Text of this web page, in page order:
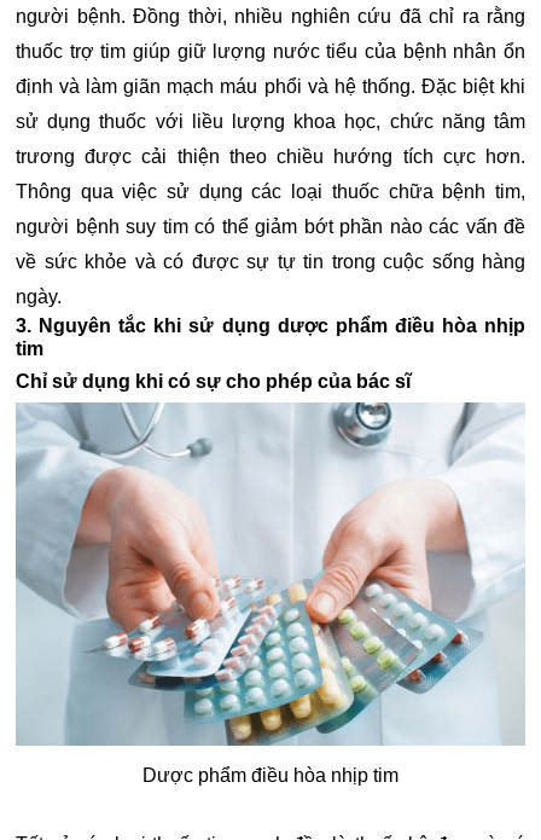
người bệnh. Đồng thời, nhiều nghiên cứu đã chỉ ra rằng
thuốc trợ tim giúp giữ lượng nước tiểu của bệnh nhân ổn
định và làm giãn mạch máu phổi và hệ thống. Đặc biệt khi
sử dụng thuốc với liều lượng khoa học, chức năng tâm
trương được cải thiện theo chiều hướng tích cực hơn.
Thông qua việc sử dụng các loại thuốc chữa bệnh tim,
người bệnh suy tim có thể giảm bớt phần nào các vấn đề
về sức khỏe và có được sự tự tin trong cuộc sống hàng
ngày.
3. Nguyên tắc khi sử dụng dược phẩm điều hòa nhịp
tim
Chỉ sử dụng khi có sự cho phép của bác sĩ
Dược phẩm điều hòa nhịp tim